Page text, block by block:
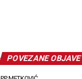
POVEZANE OBJAVE